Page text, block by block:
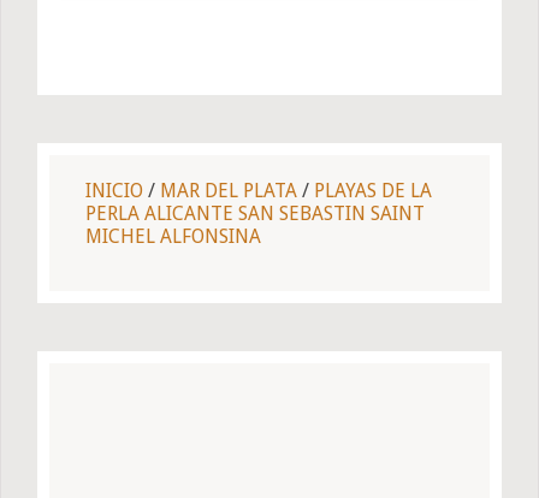
INICIO / MAR DEL PLATA / PLAYAS DE LA
PERLA ALICANTE SAN SEBASTIN SAINT
MICHEL ALFONSINA